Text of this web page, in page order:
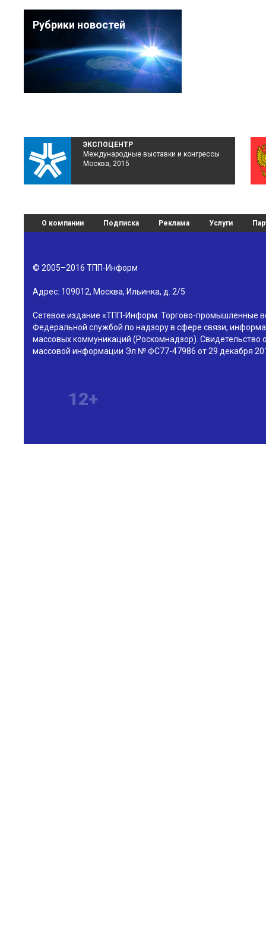
Рубрики новостей
ЭКСПОЦЕНТР
Международные выставки и конгрессы
Москва, 2015
О компании Подписка Реклама Услуги
© 2005–2016 ТПП-Информ
Адрес: 109012, Москва, Ильинка, д. 2/5
Сетевое издание «ТПП-Информ: Торгово-промышленные
Федеральной службой по надзору в сфере связи,
массовых коммуникаций (Роскомнадзор). Свидетельство
массовой информации Эл № ФС77-47986 от 29 декабря
12+